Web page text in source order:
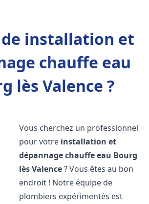
installation et
chauffe eau
lès Valence ?
Vous cherchez un professionnel
pour votre installation et
dépannage chauffe eau Bourg
lès Valence? Vous êtes au bon
endroit ! Notre équipe de
plombiers expérimentés est